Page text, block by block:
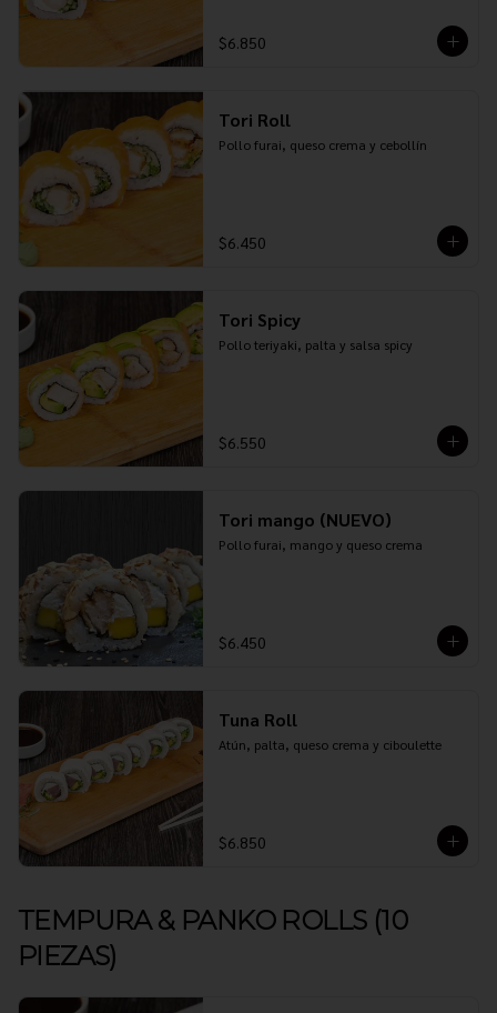
$6.850
Tori Roll
Pollo furai, queso crema y cebollín
$6.450
Tori Spicy
Pollo teriyaki, palta y salsa spicy
$6.550
Tori mango (NUEVO)
Pollo furai, mango y queso crema
$6.450
Tuna Roll
Atún, palta, queso crema y ciboulette
$6.850
TEMPURA & PANKO ROLLS (10
PIEZAS)